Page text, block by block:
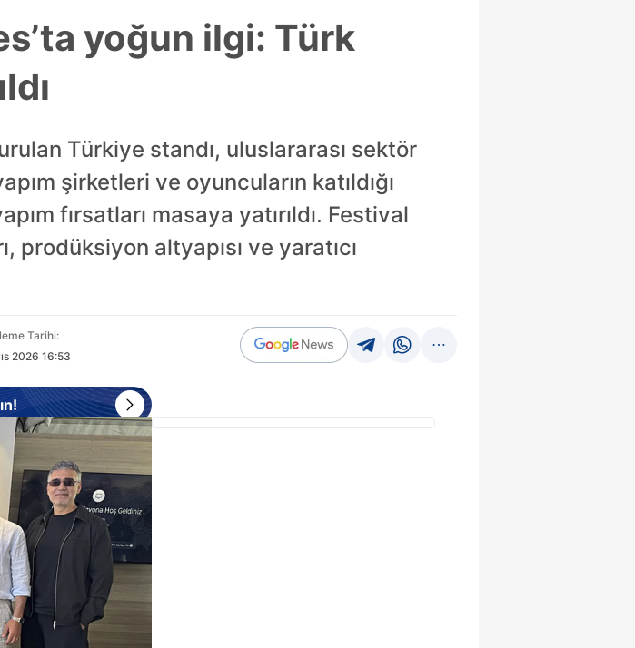
yoğun ilgi: Türk
Türkiye standı, uluslararası sektör
şirketleri ve oyuncuların katıldığı
fırsatları masaya yatırıldı. Festival
prodüksiyon altyapısı ve yaratıcı
Tarihi:
2026 16:53